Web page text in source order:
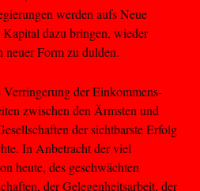
werden aufs Neue
Kapital dazu bringen, wieder
Form zu dulden.
der Einkommens-
zwischen den Ärmsten und
der sichtbarste Erfolg
In Anbetracht der viel
heute, des geschwächten
der Gelegenheitsarbeit, der